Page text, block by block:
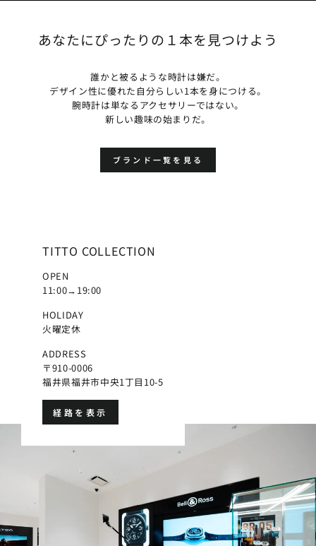
あなたにぴったりの１本を見つけよう
誰かと被るような時計は嫌だ。
デザイン性に優れた自分らしい1本を身につける。
腕時計は単なるアクセサリーではない。
新しい趣味の始まりだ。
ブランド一覧を見る
TITTO COLLECTION
OPEN
11:00→19:00
HOLIDAY
火曜定休
ADDRESS
〒910-0006
福井県福井市中央1丁目10-5
経路を表示